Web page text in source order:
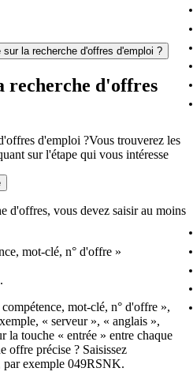
la recherche d'offres d'emploi ?
recherche d'offres
d'emploi ?Vous trouverez les
sur l'étape qui vous intéresse
d'offres, vous devez saisir au moins
mot-clé, n° d'offre »
mot-clé, n° d'offre »,
« serveur », « anglais »,
la touche « entrée » entre chaque
offre précise ? Saisissez
par exemple 049RSNK.